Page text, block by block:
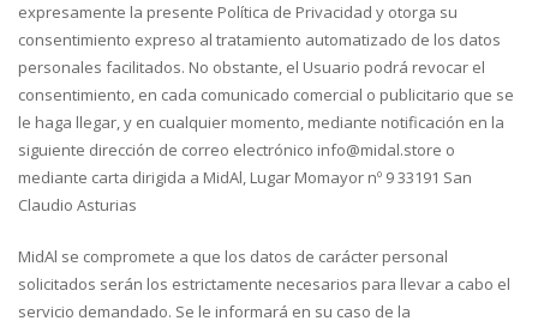
expresamente la presente Política de Privacidad y otorga su
consentimiento expreso al tratamiento automatizado de los datos
personales facilitados. No obstante, el Usuario podrá revocar el
consentimiento, en cada comunicado comercial o publicitario que se
le haga llegar, y en cualquier momento, mediante notificación en la
siguiente dirección de correo electrónico info@midal.store o
mediante carta dirigida a MidAl, Lugar Momayor nº 9 33191 San
Claudio Asturias
MidAl se compromete a que los datos de carácter personal
solicitados serán los estrictamente necesarios para llevar a cabo el
servicio demandado. Se le informará en su caso de la